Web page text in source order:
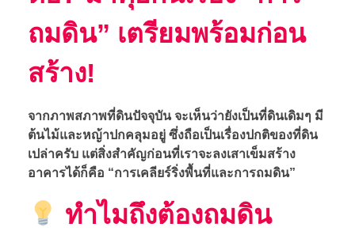
ถมดิน” เตรียมพร้อมก่อน
สร้าง!
จากภาพสภาพที่ดินปัจจุบัน จะเห็นว่ายังเป็นที่ดินเดิมๆ มี
ต้นไม้และหญ้าปกคลุมอยู่ ซึ่งถือเป็นเรื่องปกติของที่ดิน
เปล่าครับ แต่สิ่งสำคัญก่อนที่เราจะลงเสาเข็มสร้าง
อาคารได้ก็คือ “การเคลียร์ริ่งพื้นที่และการถมดิน”
ทำไมถึงต้องถมดิน